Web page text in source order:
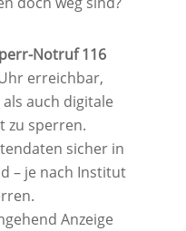
Notruf 116
erreichbar,
auch digitale
zu sperren.
sicher in
– je nach Institut
Anzeige